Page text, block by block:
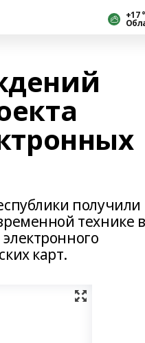
+17
получили
технике в
карт.